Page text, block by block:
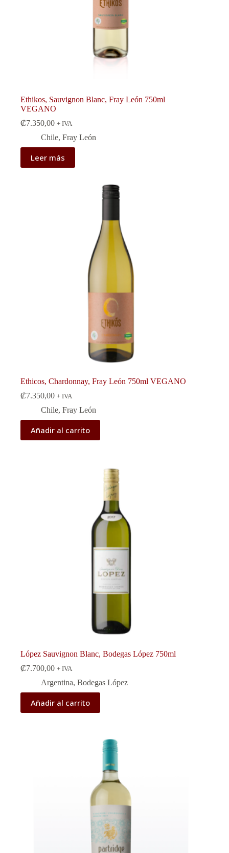
Ethikos, Sauvignon Blanc, Fray León 750ml
VEGANO
₡7.350,00 + IVA
Chile, Fray León
Leer más
Ethicos, Chardonnay, Fray León 750ml VEGANO
₡7.350,00 + IVA
Chile, Fray León
Añadir al carrito
López Sauvignon Blanc, Bodegas López 750ml
₡7.700,00 + IVA
Argentina, Bodegas López
Añadir al carrito